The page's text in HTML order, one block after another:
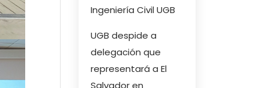
Ingeniería Civil UGB
UGB despide a
delegación que
representará a El
Salvador en